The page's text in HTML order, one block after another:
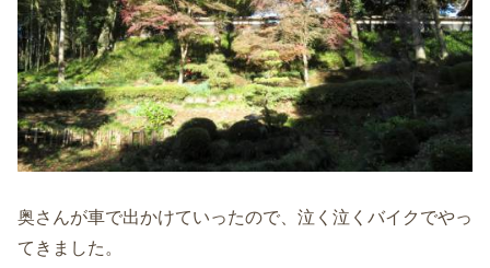
奥さんが車で出かけていったので、泣く泣くバイクでやっ
てきました。